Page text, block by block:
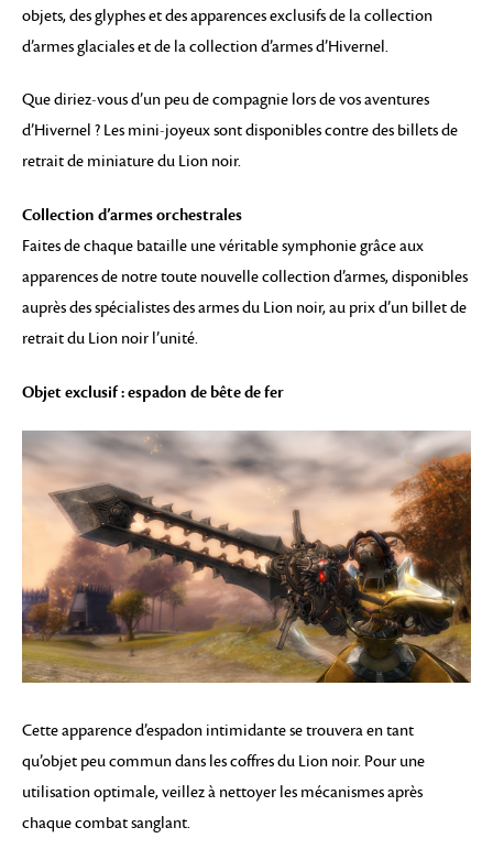
objets, des glyphes et des apparences exclusifs de la collection
d’armes glaciales et de la collection d’armes d’Hivernel.
Que diriez-vous d’un peu de compagnie lors de vos aventures
d’Hivernel ? Les mini-joyeux sont disponibles contre des billets de
retrait de miniature du Lion noir.
Collection d’armes orchestrales
Faites de chaque bataille une véritable symphonie grâce aux
apparences de notre toute nouvelle collection d’armes, disponibles
auprès des spécialistes des armes du Lion noir, au prix d’un billet de
retrait du Lion noir l’unité.
Objet exclusif : espadon de bête de fer
Cette apparence d’espadon intimidante se trouvera en tant
qu’objet peu commun dans les coffres du Lion noir. Pour une
utilisation optimale, veillez à nettoyer les mécanismes après
chaque combat sanglant.